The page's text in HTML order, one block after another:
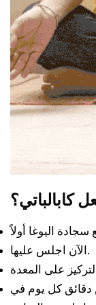
كابالباتي؟
الآن اجلس عليها.
دقائق كل يوم في